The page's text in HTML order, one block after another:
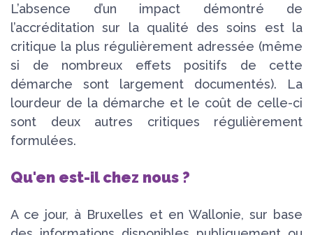
L’absence d’un impact démontré de
l’accréditation sur la qualité des soins est la
critique la plus régulièrement adressée (même
si de nombreux effets positifs de cette
démarche sont largement documentés). La
lourdeur de la démarche et le coût de celle-ci
sont deux autres critiques régulièrement
formulées.
Qu'en est-il chez nous ?
A ce jour, à Bruxelles et en Wallonie, sur base